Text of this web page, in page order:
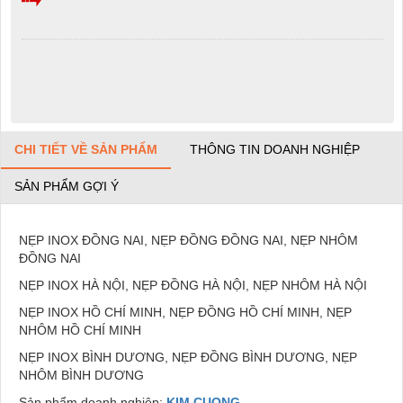
CHI TIẾT VỀ SẢN PHẨM THÔNG TIN DOANH NGHIỆP
SẢN PHẨM GỢI Ý
NẸP INOX ĐỒNG NAI, NẸP ĐỒNG ĐỒNG NAI, NẸP NHÔM
ĐỒNG NAI
NẸP INOX HÀ NỘI, NẸP ĐỒNG HÀ NỘI, NẸP NHÔM HÀ NỘI
NẸP INOX HỒ CHÍ MINH, NẸP ĐỒNG HỒ CHÍ MINH, NẸP
NHÔM HỒ CHÍ MINH
NẸP INOX BÌNH DƯƠNG, NẸP ĐỒNG BÌNH DƯƠNG, NẸP
NHÔM BÌNH DƯƠNG